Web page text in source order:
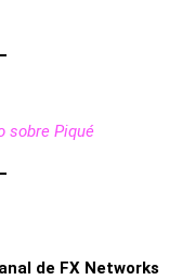
sobre Piqué
de FX Networks